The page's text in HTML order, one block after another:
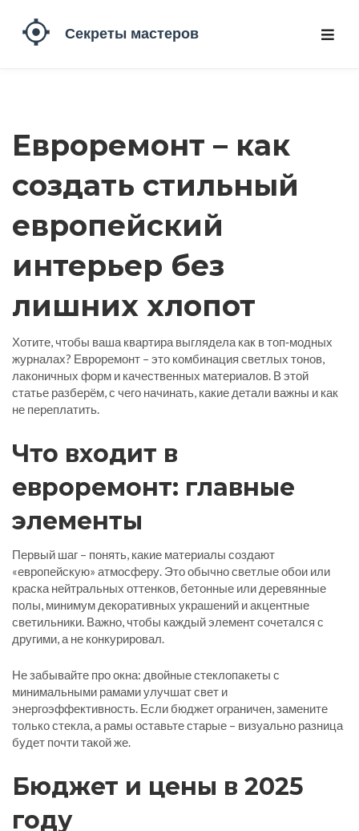
Евроремонт – как
создать стильный
европейский
интерьер без
лишних хлопот
Хотите, чтобы ваша квартира выглядела как в топ‑модных
журналах? Евроремонт – это комбинация светлых тонов,
лаконичных форм и качественных материалов. В этой
статье разберём, с чего начинать, какие детали важны и как
не переплатить.
Что входит в
евроремонт: главные
элементы
Первый шаг – понять, какие материалы создают
«европейскую» атмосферу. Это обычно светлые обои или
краска нейтральных оттенков, бетонные или деревянные
полы, минимум декоративных украшений и акцентные
светильники. Важно, чтобы каждый элемент сочетался с
другими, а не конкурировал.
Не забывайте про окна: двойные стеклопакеты с
минимальными рамами улучшат свет и
энергоэффективность. Если бюджет ограничен, замените
только стекла, а рамы оставьте старые – визуально разница
будет почти такой же.
Бюджет и цены в 2025
году